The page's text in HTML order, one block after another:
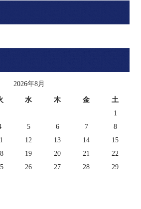
2026年8月
水 木 金 土
1
5 6 7
8
12 13 14
15
19 20 21
22
26 27 28
29